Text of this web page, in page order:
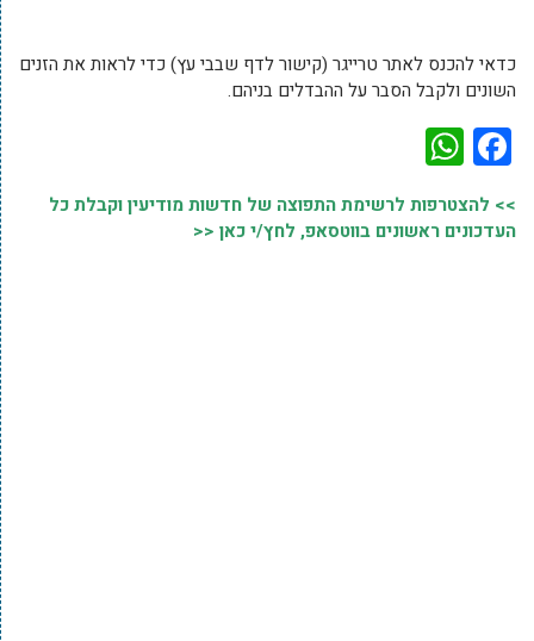
כדאי להכנס לאתר טרייגר (קישור לדף שבבי עץ) כדי לראות את הזנים
השונים ולקבל הסבר על ההבדלים בניהם.
Facebook
>> להצטרפות לרשימת התפוצה של חדשות מודיעין וקבלת כל
העדכונים ראשונים בווטסאפ, לחץ/י כאן <<